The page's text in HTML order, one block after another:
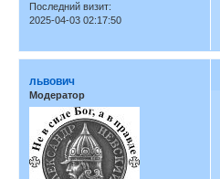
Последний визит:
2025-04-03 02:17:50
львович
Модератор